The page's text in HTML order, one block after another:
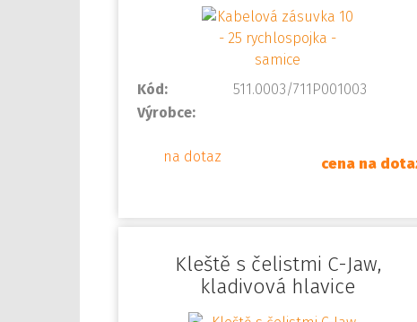
Kód:
511.0003/711P001003
Výrobce:
na dotaz cena na
Kleště s čelistmi C-Jaw,
kladivová hlavice